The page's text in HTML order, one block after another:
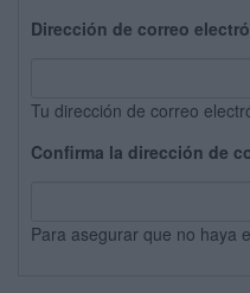
Dirección de correo
Tu dirección de correo
Confirma la dirección de
Para asegurar que no haya